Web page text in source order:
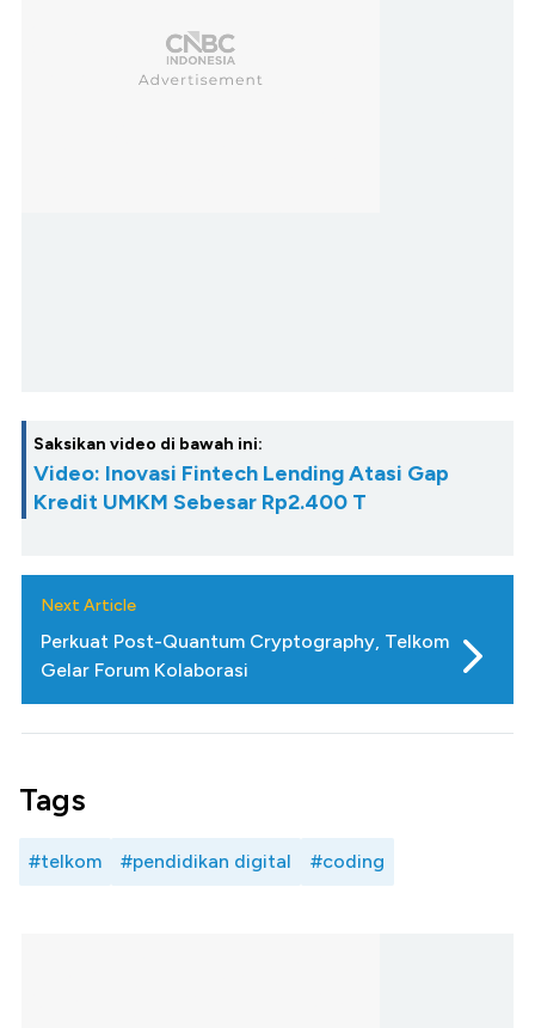
Saksikan video di bawah ini:
Video: Inovasi Fintech Lending Atasi Gap
Kredit UMKM Sebesar Rp2.400 T
Next Article
Perkuat Post-Quantum Cryptography, Telkom
Gelar Forum Kolaborasi
Tags
#telkom #pendidikan digital #coding